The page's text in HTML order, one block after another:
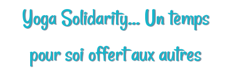
Yoga Solidarity... Un temps
pour soi offert aux autres